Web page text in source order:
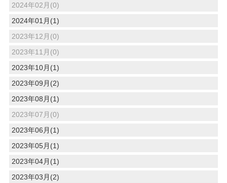
2024年02月(0)
2024年01月(1)
2023年12月(0)
2023年11月(0)
2023年10月(1)
2023年09月(2)
2023年08月(1)
2023年07月(0)
2023年06月(1)
2023年05月(1)
2023年04月(1)
2023年03月(2)